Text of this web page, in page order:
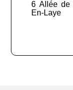
6 Allée de
En-Laye